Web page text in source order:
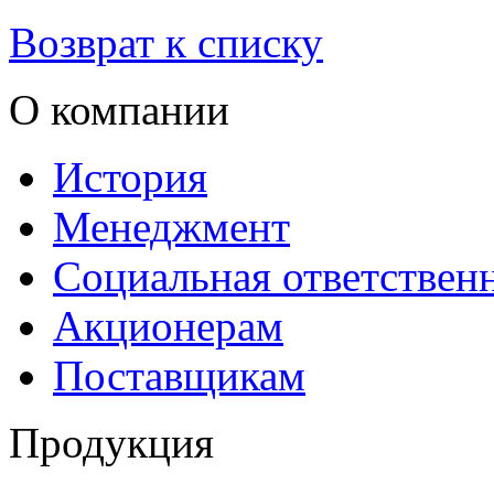
Возврат к списку
О компании
История
Менеджмент
Социальная
Акционерам
Поставщикам
Продукция